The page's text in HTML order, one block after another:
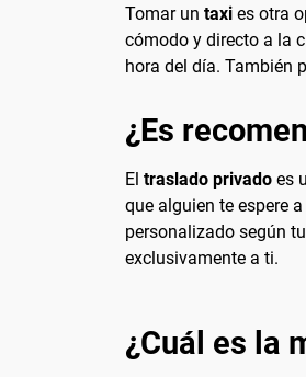
Tomar un taxi es otra
cómodo y directo a la
hora del día. También
¿Es
El traslado privado es
que alguien te espere
personalizado según
exclusivamente a ti.
¿Cuál es la